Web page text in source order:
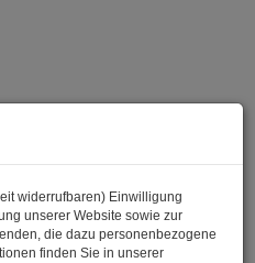
widerrufbaren) Einwilligung
unserer Website sowie zur
die dazu personenbezogene
finden Sie in unserer